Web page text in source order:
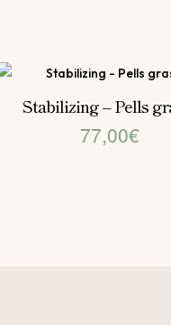
Stabilizing – Pells
77,00€